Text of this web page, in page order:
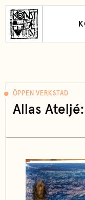
ÖPPEN VERKSTAD
Allas